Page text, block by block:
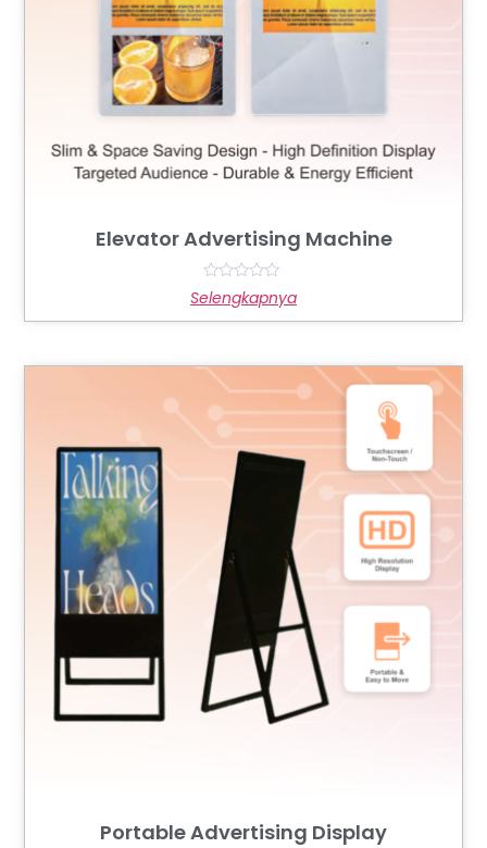
Elevator Advertising Machine
Rated
0
out
Selengkapnya
Portable Advertising Display